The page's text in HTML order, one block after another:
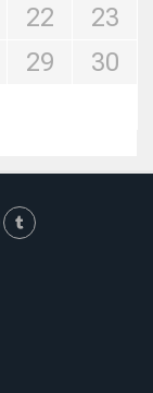
22
23
29
30